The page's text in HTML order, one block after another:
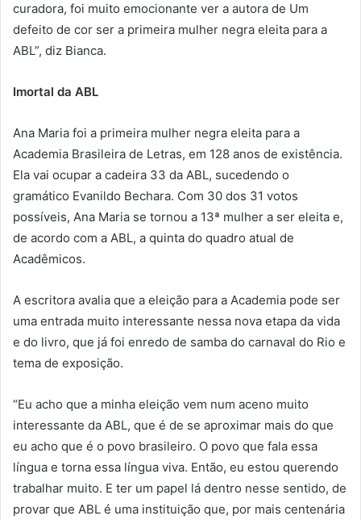
curadora, foi muito emocionante ver a autora de Um
defeito de cor ser a primeira mulher negra eleita para a
ABL”, diz Bianca.
Imortal da ABL
Ana Maria foi a primeira mulher negra eleita para a
Academia Brasileira de Letras, em 128 anos de existência.
Ela vai ocupar a cadeira 33 da ABL, sucedendo o
gramático Evanildo Bechara. Com 30 dos 31 votos
possíveis, Ana Maria se tornou a 13ª mulher a ser eleita e,
de acordo com a ABL, a quinta do quadro atual de
Acadêmicos.
A escritora avalia que a eleição para a Academia pode ser
uma entrada muito interessante nessa nova etapa da vida
e do livro, que já foi enredo de samba do carnaval do Rio e
tema de exposição.
“Eu acho que a minha eleição vem num aceno muito
interessante da ABL, que é de se aproximar mais do que
eu acho que é o povo brasileiro. O povo que fala essa
língua e torna essa língua viva. Então, eu estou querendo
trabalhar muito. E ter um papel lá dentro nesse sentido, de
provar que ABL é uma instituição que, por mais centenária